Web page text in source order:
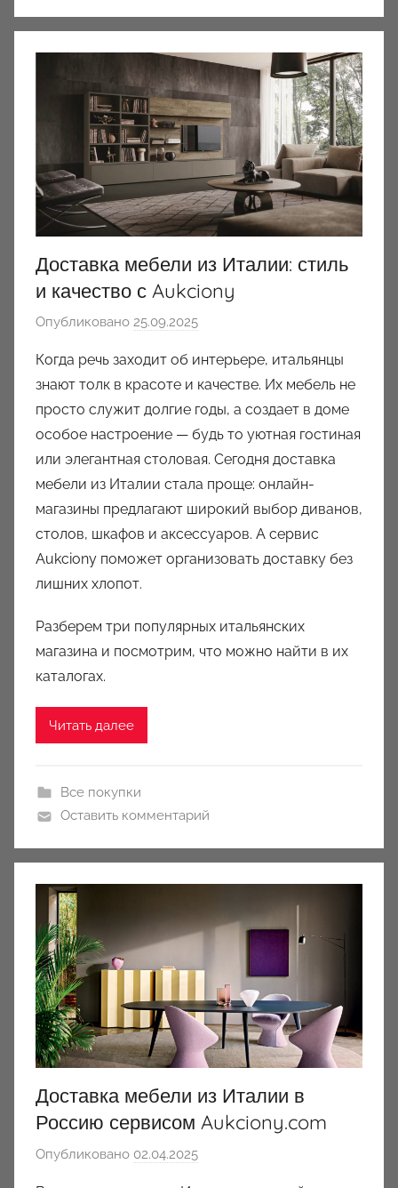
Доставка мебели из Италии: стиль
и качество с Aukciony
Опубликовано 25.09.2025
т
о
р
о
м
a
u
k
c
n
y
Когда речь заходит об интерьере, итальянцы
знают толк в красоте и качестве. Их мебель не
просто служит долгие годы, а создает в доме
особое настроение — будь то уютная гостиная
или элегантная столовая. Сегодня доставка
мебели из Италии стала проще: онлайн-
магазины предлагают широкий выбор диванов,
столов, шкафов и аксессуаров. А сервис
Aukciony поможет организовать доставку без
лишних хлопот.
Разберем три популярных итальянских
магазина и посмотрим, что можно найти в их
каталогах.
Читать далее
Все покупки
Оставить комментарий
Доставка мебели из Италии в
Россию сервисом Aukciony.com
Опубликовано 02.04.2025